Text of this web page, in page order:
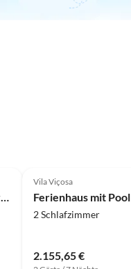
Ferienhaus Gemeinsames Bauernhaus in der Nähe von Serra
Vila Viçosa
2 Schlafzimmer
2.155,65 €